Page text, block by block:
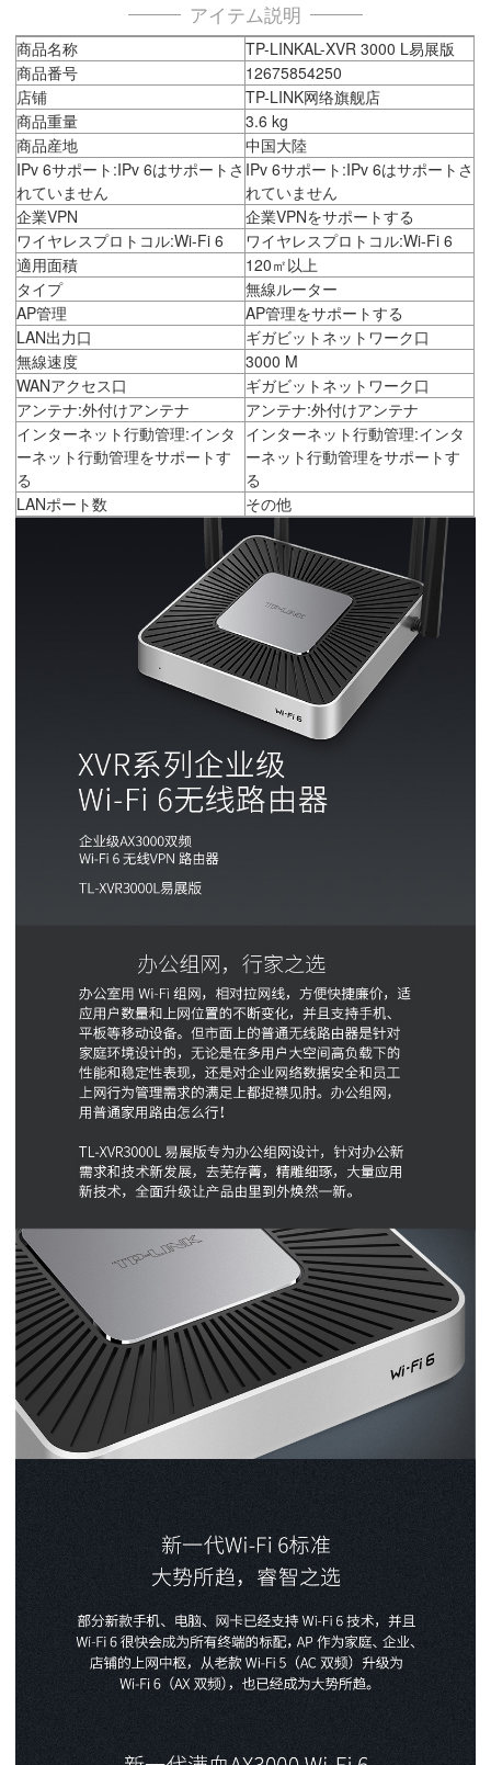
アイテム説明
商品名称
TP-LINKAL-XVR 3000 L易展版
商品番号
12675854250
店铺
TP-LINK网络旗舰店
商品重量
3.6 kg
商品産地
中国大陸
IPv 6サポート:IPv 6はサポートさ
れていません
IPv 6サポート:IPv 6はサポートさ
れていません
企業VPN
企業VPNをサポートする
ワイヤレスプロトコル:Wi-Fi 6
ワイヤレスプロトコル:Wi-Fi 6
適用面積
120㎡以上
タイプ
無線ルーター
AP管理
AP管理をサポートする
LAN出力口
ギガビットネットワーク口
無線速度
3000 M
WANアクセス口
ギガビットネットワーク口
アンテナ:外付けアンテナ
アンテナ:外付けアンテナ
インターネット行動管理:インタ
ーネット行動管理をサポートす
る
インターネット行動管理:インタ
ーネット行動管理をサポートす
る
LANポート数
その他